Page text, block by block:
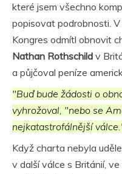
které jsem všechno
popisovat podrobnosti.
Kongres odmítl obnovit
Nathan Rothschild v
a půjčoval peníze
"Buď bude žádosti o
vyhrožoval, "nebo se
nejkatastrofálnější
Když charta nebyla
v další válce s Británií,